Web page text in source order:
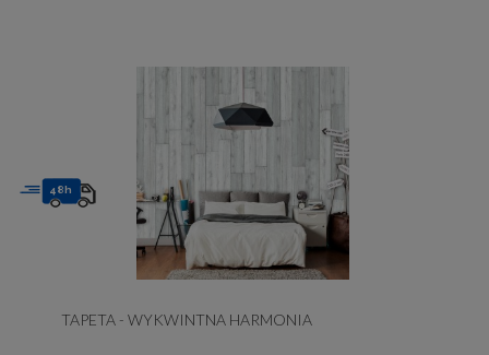
TAPETA - WYKWINTNA HARMONIA
48h